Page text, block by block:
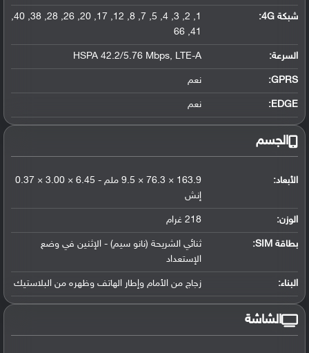
شبكة 4G :
1, 2, 3, 4, 5, 7, 8, 12, 17, 20, 26, 28, 38, 40,
41, 66
السرعة: HSPA 42.2/5.76 Mbps, LTE-A
GPRS: نعم
EDGE: نعم
الجسم
الأبعاد:
163.9 × 76.3 × 9.5 ملم - 6.45 × 3.00 × 0.37
إنش
الوزن: 218 غرام
بطاقة SIM:
ثنائي الشريحة (نانو سيم) - الإثنين في وضع
الإستعداد
البناء: زجاج من الأمام وإطار الهاتف وظهره من البلاستيك
الشاشة